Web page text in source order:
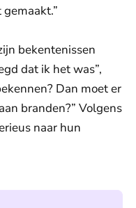
bekentenissen
dat ik het was”,
Dan moet er
branden?” Volgens
naar hun